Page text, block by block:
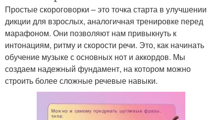
Простые скороговорки – это точка старта в улучшении
дикции для взрослых, аналогичная тренировке перед
марафоном. Они позволяют нам привыкнуть к
интонациям, ритму и скорости речи. Это, как начинать
обучение музыке с основных нот и аккордов. Мы
создаем надежный фундамент, на котором можно
строить более сложные речевые навыки.